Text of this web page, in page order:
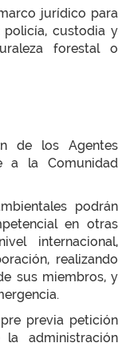
jurídico para
policía, custodia y
forestal o
de los Agentes
a la Comunidad
podrán
en otras
internacional,
realizando
sus miembros, y
previa petición
administración